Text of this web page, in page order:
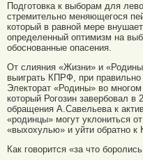
Подготовка к выборам для
стремительно меняющегося
который в равной мере
определенный оптимизм на
обоснованные опасения.
От слияния «Жизни» и
выиграть КПРФ, при правильно
Электорат «Родины» во
который Рогозин завербовал в
обращения А.Савельева к
«родинцы» могут уклониться
«выхохулью» и уйти обратно
Как говорится «за что